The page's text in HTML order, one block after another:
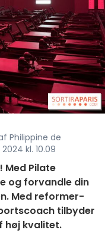
Philippine de
kl. 10.09
Med Pilate
og forvandle din
Med reformer-
tilbyder
høj kvalitet.